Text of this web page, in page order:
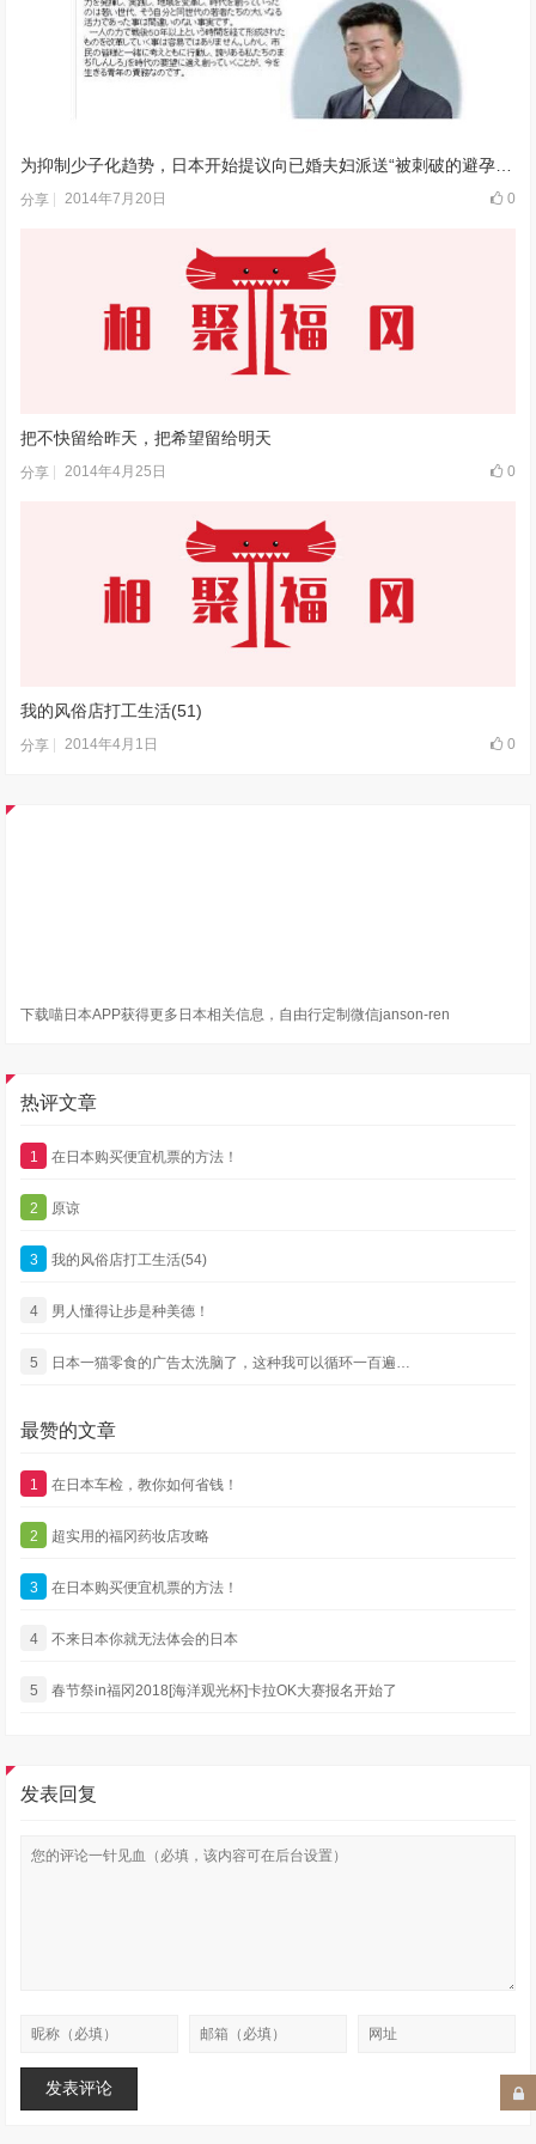
为抑制少子化趋势，日本开始提议向已婚夫妇派送“被刺破的避孕套”
分享 2014年7月20日 0
把不快留给昨天，把希望留给明天
分享 2014年4月25日 0
我的风俗店打工生活(51)
分享 2014年4月1日 0
下载喵日本APP获得更多日本相关信息，自由行定制微信janson-ren
热评文章
1 在日本购买便宜机票的方法！
2 原谅
3 我的风俗店打工生活(54)
4 男人懂得让步是种美德！
5 日本一猫零食的广告太洗脑了，这种我可以循环一百遍…
最赞的文章
1 在日本车检，教你如何省钱！
2 超实用的福冈药妆店攻略
3 在日本购买便宜机票的方法！
4 不来日本你就无法体会的日本
5 春节祭in福冈2018[海洋观光杯]卡拉OK大赛报名开始了
发表回复